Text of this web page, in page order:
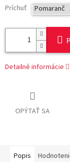
Príchuť
Detailné informácie
OPÝTAŤ SA
Popis